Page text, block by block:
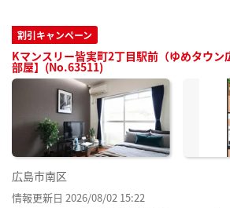
割引キャンペーン
Kマンスリー皆実町2丁目駅前（ゆめタウン
部屋】(No.63511)
広島市南区
情報更新日 2026/08/02 15:22